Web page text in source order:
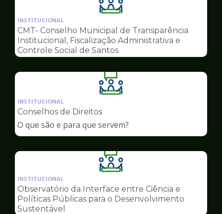
Ilustração
da
pagina
de
Conselhos
INSTITUCIONAL
CMT- Conselho Municipal de Transparência
Institucional, Fiscalização Administrativa e
Controle Social de Santos
Ilustração
da
Conselhos
INSTITUCIONAL
Conselhos de Direitos
O que são e para que servem?
Ilustração
da
pagina
de
INSTITUCIONAL
Observatório da Interface entre Ciência e
Políticas Públicas para o Desenvolvimento
Sustentável